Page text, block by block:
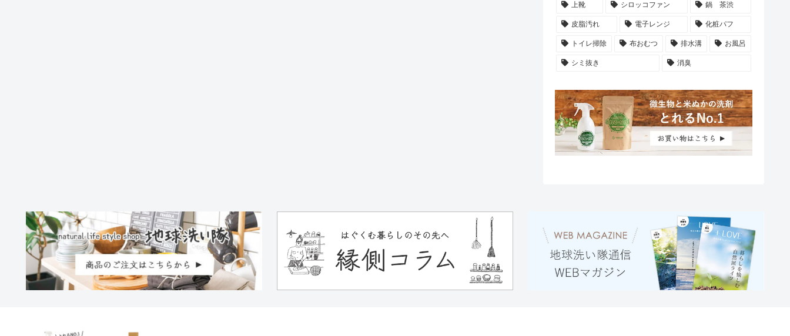
上靴 シロッコファン 鍋 茶渋
皮脂汚れ 電子レンジ 化粧パフ
トイレ掃除 布おむつ 排水溝 お風呂
シミ抜き 消臭